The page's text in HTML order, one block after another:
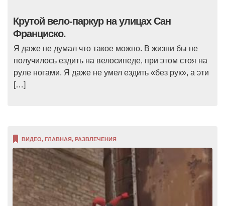
Крутой вело-паркур на улицах Сан
Франциско.
Я даже не думал что такое можно. В жизни бы не
получилось ездить на велосипеде, при этом стоя на
руле ногами. Я даже не умел ездить «без рук», а эти
[…]
ВИДЕО, ГЛАВНАЯ, РАЗВЛЕЧЕНИЯ